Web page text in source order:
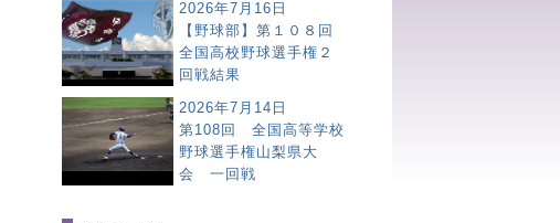
2026年7月16日
【野球部】第１０８回
全国高校野球選手権２
回戦結果
2026年7月14日
第108回 全国高等学校
野球選手権山梨県大
会 一回戦